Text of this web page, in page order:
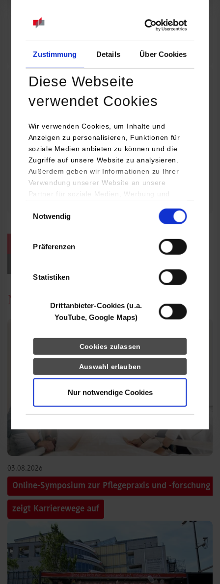
Zustimmung Details Über Cookies
Diese Webseite
verwendet Cookies
Wir verwenden Cookies, um Inhalte und
Anzeigen zu personalisieren, Funktionen für
soziale Medien anbieten zu können und die
Zugriffe auf unsere Website zu analysieren.
Außerdem geben wir Informationen zu Ihrer
Verwendung unserer Website an unsere
Partner für soziale Medien, Werbung und
YouTube, Google Maps) führen diese
Daten zusammen, die Sie ihnen bereitgestellt
haben oder die sie im Rahmen Ihrer Nutzung
Notwendig
Präferenzen
Statistiken
Drittanbieter-Cookies (u.a.
YouTube, Google Maps)
Cookies zulassen
Auswahl erlauben
Nur notwendige Cookies
Online INDIS-Infoveranstaltung für Studierende
Zum Event
Technologietag: Clean Urban Transportation –
nachhaltige Mobilität im (sub)urbanen Umfeld
16.09.2026 - 17.09.2026
Im Mittelpunkt stehen elektrische Antriebe, moderne
Batterietechnologien und innovative Fahrzeugkonzepte für
nachhaltige Mobilität in Stadt und…
weitere Veranstaltungen / Termine
News
03.08.2026
Online-Symposium zur Pflegepraxis und -forschung
zeigt Karrierewege auf